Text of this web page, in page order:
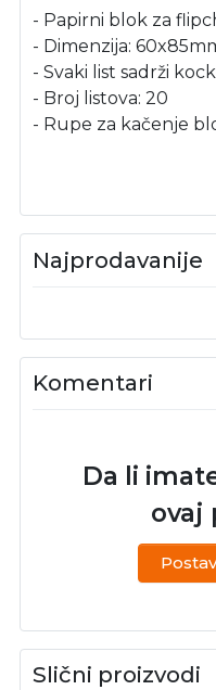
- Papirni blok za
- Dimenzija:
- Svaki list sadrži
- Broj listova: 20
- Rupe za kačenje
Najprodavanije
Komentari
Da li
ovaj
Slični proizvodi